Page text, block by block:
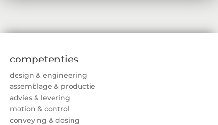
competenties
design & engineering
assemblage & productie
advies & levering
motion & control
conveying & dosing